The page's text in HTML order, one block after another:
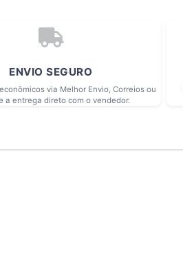
ENVIO SEGURO
via Melhor Envio, Correios ou
a entrega direto com o vendedor.